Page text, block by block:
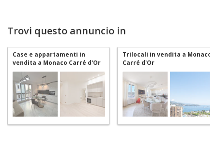
Trovi questo annuncio in
Case e appartamenti in
vendita a Monaco Carré d'Or
Trilocali in vendita a Monaco
Carré d'Or